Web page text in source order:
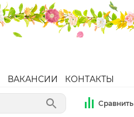
ВАКАНСИИ КОНТАКТЫ
Сравнить